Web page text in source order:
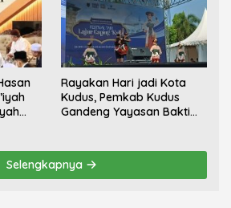
Rayakan Hari jadi Kota
Kudus, Pemkab Kudus
Gandeng Yayasan Bakti
Selengkapnya